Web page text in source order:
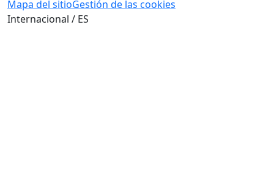
Mapa del sitioGestión de las cookies
Internacional / ES